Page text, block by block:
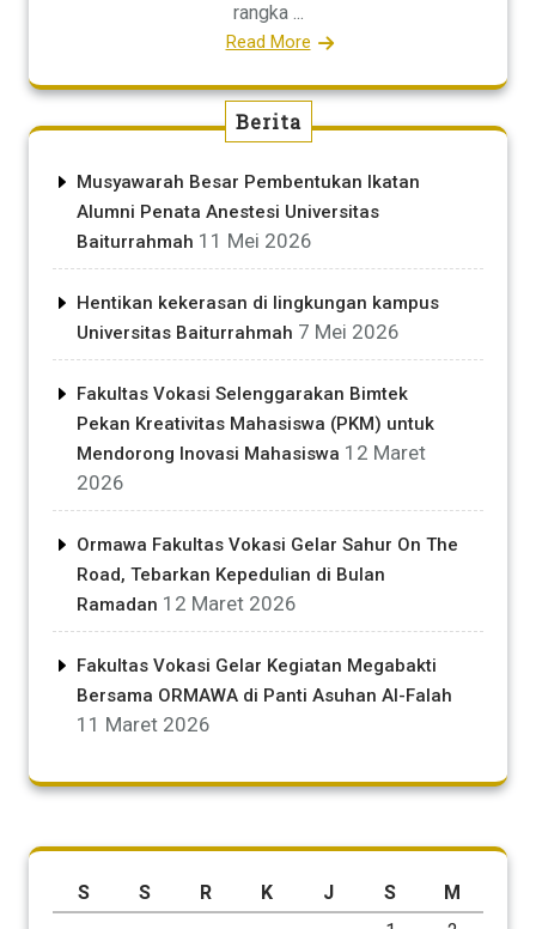
rangka ...
Read More
Berita
Musyawarah Besar Pembentukan Ikatan
Alumni Penata Anestesi Universitas
Baiturrahmah 11 Mei 2026
Hentikan kekerasan di lingkungan kampus
Universitas Baiturrahmah 7 Mei 2026
Fakultas Vokasi Selenggarakan Bimtek
Pekan Kreativitas Mahasiswa (PKM) untuk
Mendorong Inovasi Mahasiswa 12 Maret
2026
Ormawa Fakultas Vokasi Gelar Sahur On The
Road, Tebarkan Kepedulian di Bulan
Ramadan 12 Maret 2026
Fakultas Vokasi Gelar Kegiatan Megabakti
Bersama ORMAWA di Panti Asuhan Al-Falah
11 Maret 2026
S S R K J S
M